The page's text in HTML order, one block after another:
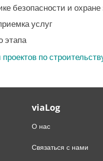
безопасности и
услуг
этапа
по
viaLog
О нас
Связаться с нами